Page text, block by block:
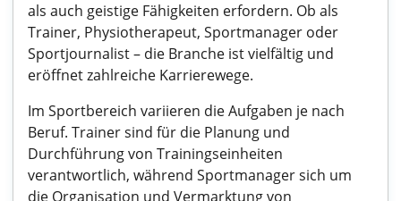
als auch geistige Fähigkeiten erfordern. Ob als
Trainer, Physiotherapeut, Sportmanager oder
Sportjournalist – die Branche ist vielfältig und
eröffnet zahlreiche Karrierewege.
Im Sportbereich variieren die Aufgaben je nach
Beruf. Trainer sind für die Planung und
Durchführung von Trainingseinheiten
verantwortlich, während Sportmanager sich um
die Organisation und Vermarktung von